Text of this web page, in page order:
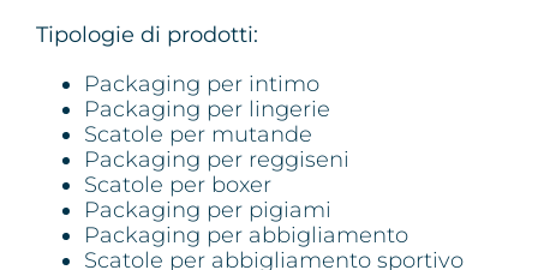
Tipologie di prodotti:
Packaging per intimo
Packaging per lingerie
Scatole per mutande
Packaging per reggiseni
Scatole per boxer
Packaging per pigiami
Packaging per abbigliamento
Scatole per abbigliamento sportivo